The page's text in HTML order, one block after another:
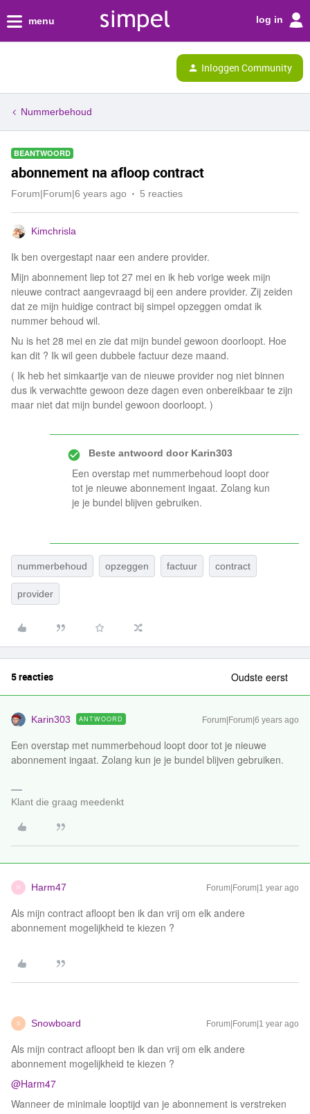
menu log in
Inloggen Community
Nummerbehoud
BEANTWOORD
abonnement na afloop contract
Forum|Forum|6 years ago 5 reacties
Kimchrisla
Ik ben overgestapt naar een andere provider.
Mijn abonnement liep tot 27 mei en ik heb vorige week mijn
nieuwe contract aangevraagd bij een andere provider. Zij zeiden
dat ze mijn huidige contract bij simpel opzeggen omdat ik
nummer behoud wil.
Nu is het 28 mei en zie dat mijn bundel gewoon doorloopt. Hoe
kan dit ? Ik wil geen dubbele factuur deze maand.
( Ik heb het simkaartje van de nieuwe provider nog niet binnen
dus ik verwachtte gewoon deze dagen even onbereikbaar te zijn
maar niet dat mijn bundel gewoon doorloopt. )
Beste antwoord doorKarin303
Een overstap met nummerbehoud loopt door
tot je nieuwe abonnement ingaat. Zolang kun
je je bundel blijven gebruiken.
nummerbehoud opzeggen factuur contract
provider
5 reacties Oudste eerst
Karin303 ANTWOORD Forum|Forum|6 years ago
Een overstap met nummerbehoud loopt door tot je nieuwe
abonnement ingaat. Zolang kun je je bundel blijven gebruiken.
Klant die graag meedenkt
H Harm47 Forum|Forum|1 year ago
Als mijn contract afloopt ben ik dan vrij om elk andere
abonnement mogelijkheid te kiezen ?
S Snowboard Forum|Forum|1 year ago
Als mijn contract afloopt ben ik dan vrij om elk andere
abonnement mogelijkheid te kiezen ?
@Harm47
Wanneer de minimale looptijd van je abonnement is verstreken